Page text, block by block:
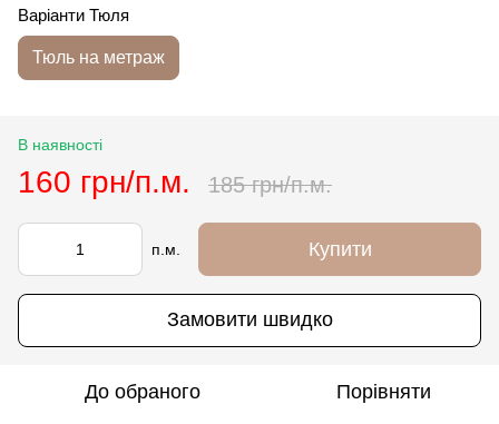
Варіанти Тюля
Тюль на метраж
В наявності
160 грн/п.м. 185 грн/п.м.
п.м. Купити
Замовити швидко
До обраного Порівняти